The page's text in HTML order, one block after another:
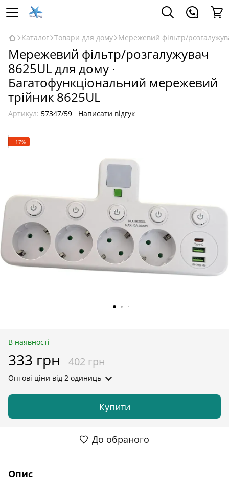
Каталог Товари для дому Мережевий фільтр/
Мережевий фільтр/розгалужувач
8625UL для дому ∙
Багатофункціональний мережевий
трійник 8625UL
Артикул: 57347/59 Написати відгук
−17%
В наявності
333 грн 402 грн
Оптові ціни від 2 одиниць
Купити
До обраного
Опис